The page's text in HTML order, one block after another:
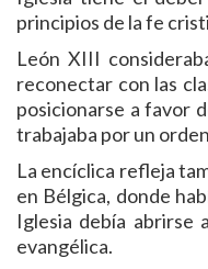
principios de la fe
León XIII
reconectar con las
posicionarse a favor
trabajaba por un
La encíclica refleja
en Bélgica, donde
Iglesia debía abrirse
evangélica.